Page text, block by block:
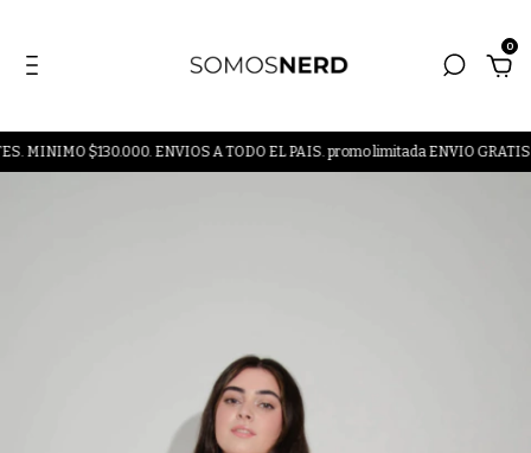
0
$130.000. ENVIOS A TODO EL PAIS. promo limitada ENVIO GRATIS A